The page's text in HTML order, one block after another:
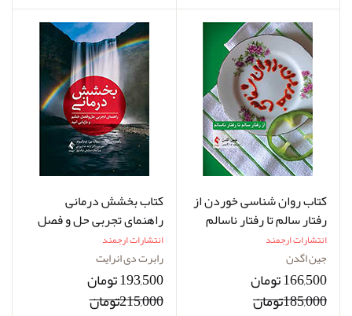
کتاب روان ‌شناسی خوردن از
رفتار سالم تا رفتار ناسالم
انتشارات ارجمند
جین اگدن
166,500 تومان
185,000تومان
کتاب بخشش ‌درمانی
راهنمای تجربی حل‌ و فصل
خشم و بازیابی امید
انتشارات ارجمند
رابرت دی انرایت
193,500 تومان
215,000تومان